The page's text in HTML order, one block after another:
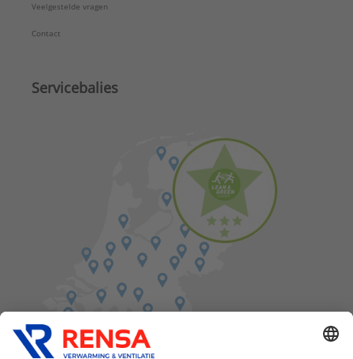
Veelgestelde vragen
Contact
Servicebalies